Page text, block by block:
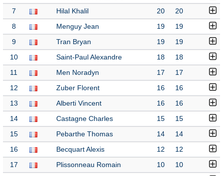
7 Hilal Khalil 20 20
8 Menguy Jean 19 19
9 Tran Bryan 19 19
10 Saint-Paul Alexandre 18 18
11 Men Noradyn 17 17
12 Zuber Florent 16 16
13 Alberti Vincent 16 16
14 Castagne Charles 15 15
15 Pebarthe Thomas 14 14
16 Becquart Alexis 12 12
17 Plissonneau Romain 10 10